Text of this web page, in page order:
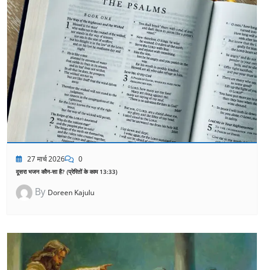
27 मार्च 2026 0
दूसरा भजन कौन-सा है? (प्रेरितों के काम 13:33)
By Doreen Kajulu